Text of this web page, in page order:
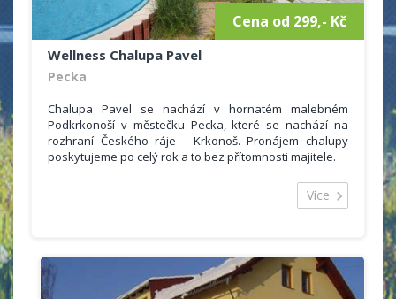
Cena od 299,- Kč
Wellness Chalupa Pavel
Pecka
Chalupa Pavel se nachází v hornatém malebném
Podkrkonoší v městečku Pecka, které se nachází na
rozhraní Českého ráje - Krkonoš. Pronájem chalupy
poskytujeme po celý rok a to bez přítomnosti majitele.
Více